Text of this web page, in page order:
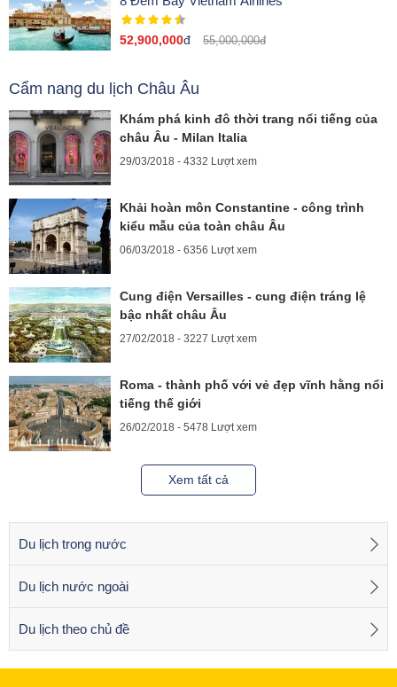
52,900,000đ 55,000,000đ
Cẩm nang du lịch Châu Âu
Khám phá kinh đô thời trang nổi tiếng của
châu Âu - Milan Italia
29/03/2018 - 4332 Lượt xem
Khải hoàn môn Constantine - công trình
kiểu mẫu của toàn châu Âu
06/03/2018 - 6356 Lượt xem
Cung điện Versailles - cung điện tráng lệ
bậc nhất châu Âu
27/02/2018 - 3227 Lượt xem
Roma - thành phố với vẻ đẹp vĩnh hằng nổi
tiếng thế giới
26/02/2018 - 5478 Lượt xem
Xem tất cả
Du lịch trong nước
Du lịch nước ngoài
Du lịch theo chủ đề